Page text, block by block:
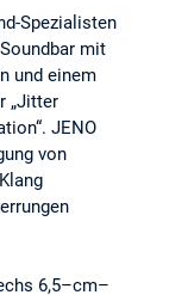
Spezialisten
mit
und einem
„Jitter
JENO
von
6,5–cm–